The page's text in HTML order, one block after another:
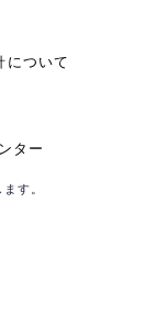
について
ター
す。